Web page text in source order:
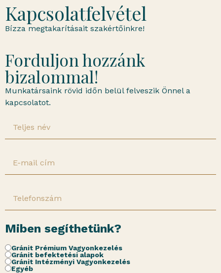
Kapcsolatfelvétel
Bízza megtakarításait szakértőinkre!
Forduljon hozzánk
bizalommal!
Munkatársaink rövid időn belül felveszik Önnel a
kapcsolatot.
Miben segíthetünk?
Gránit Prémium Vagyonkezelés
Gránit befektetési alapok
Gránit Intézményi Vagyonkezelés
Egyéb